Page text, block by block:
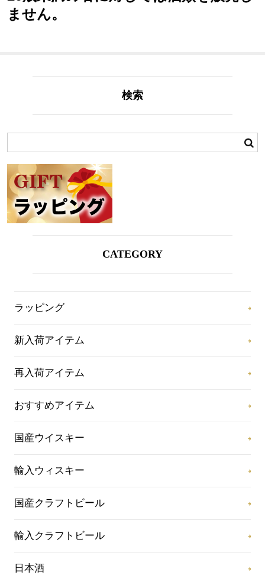
ません。
検索
CATEGORY
ラッピング
新入荷アイテム
再入荷アイテム
おすすめアイテム
国産ウイスキー
輸入ウィスキー
国産クラフトビール
輸入クラフトビール
日本酒